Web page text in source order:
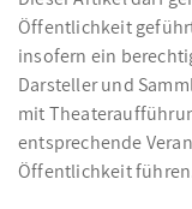
Öffentlichkeit
insofern ein
Darsteller und
mit
entsprechende
Öffentlichkeit